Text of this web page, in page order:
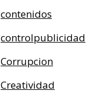
contenidos
controlpublicidad
Corrupcion
Creatividad